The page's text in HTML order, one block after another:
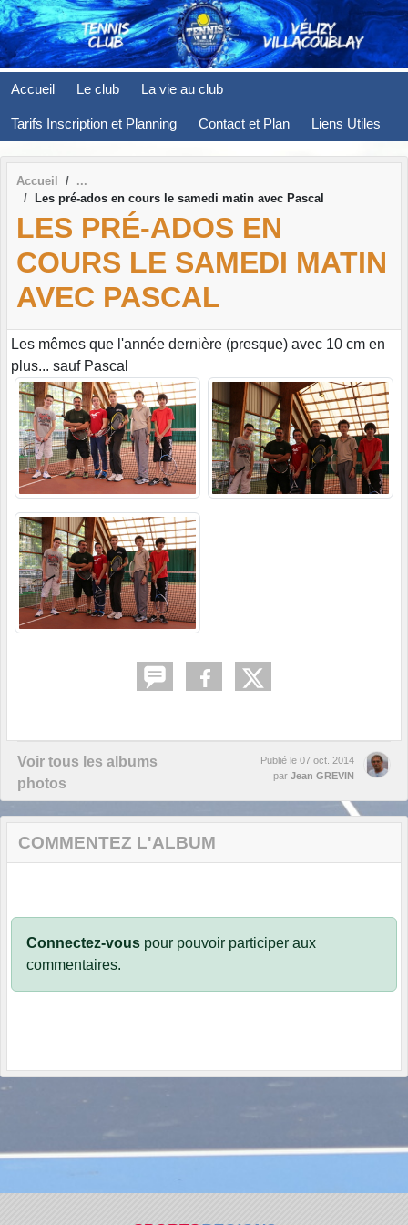
Accueil Le club La vie au club
Tarifs Inscription et Planning Contact et Plan Liens Utiles
Accueil
Les pré-ados en cours le samedi matin avec Pascal
LES PRÉ-ADOS EN
COURS LE SAMEDI MATIN
AVEC PASCAL
Les mêmes que l'année dernière (presque) avec 10 cm en
plus... sauf Pascal
Voir tous les albums
photos
Publié le 07 oct. 2014
par Jean GREVIN
COMMENTEZ L'ALBUM
Connectez-vous pour pouvoir participer aux
commentaires.
Panneau de gestion des cookies